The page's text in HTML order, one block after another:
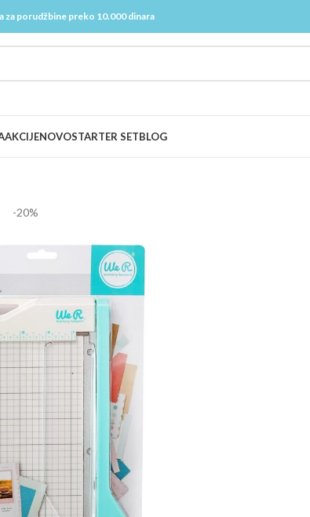
za porudžbine preko 10.000 dinara
AKCIJENOVOSTARTER SETBLOG
-20%